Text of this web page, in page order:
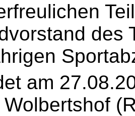
des
am